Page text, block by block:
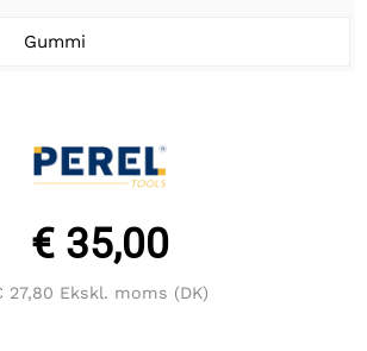
Gummi
€ 35,00
27,80 Ekskl. moms (DK)